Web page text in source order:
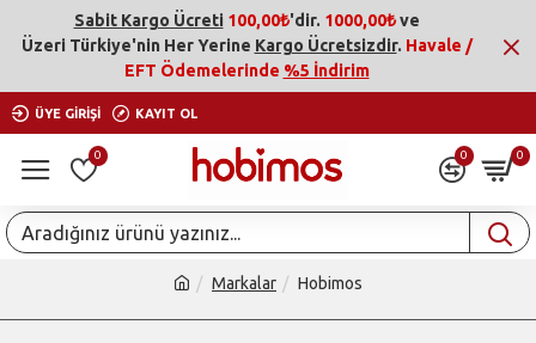
Sabit Kargo Ücreti 100,00₺'dir. 1000,00₺ve
Üzeri Türkiye'nin Her Yerine Kargo Ücretsizdir. Havale /
EFT Ödemelerinde %5 İndirim
ÜYE GIRIŞI KAYIT OL
0 0 0
Markalar Hobimos